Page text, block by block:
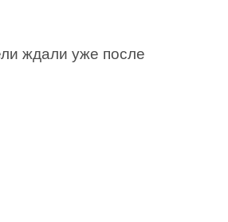
ждали уже после